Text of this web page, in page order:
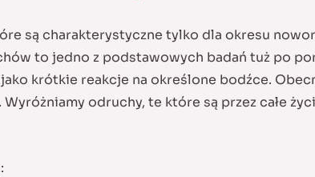
są charakterystyczne tylko dla okresu
to jedno z podstawowych badań tuż po
krótkie reakcje na określone bodźce.
odruchy, te które są przez całe